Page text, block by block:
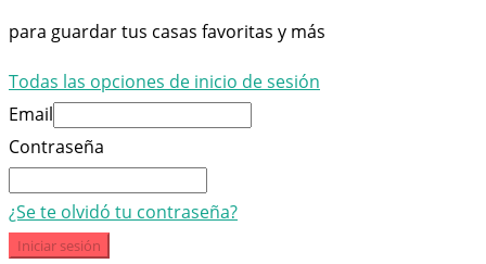
para guardar tus casas favoritas y más
Todas las opciones de inicio de sesión
Email
Contraseña
¿Se te olvidó tu contraseña?
Iniciar sesión